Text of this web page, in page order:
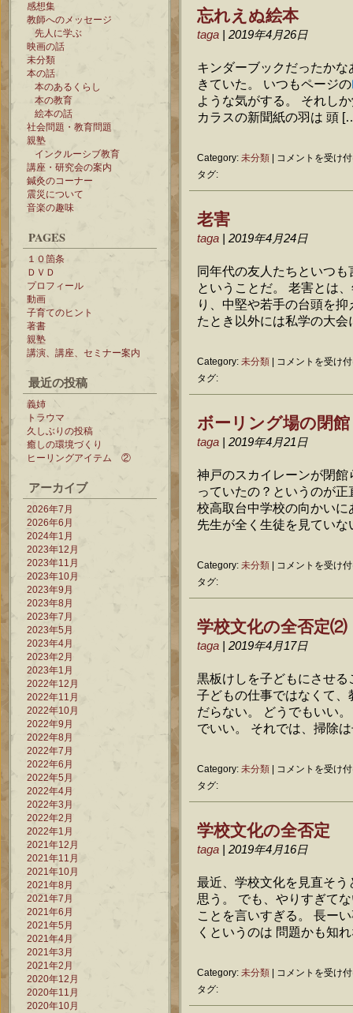
感想集
教師へのメッセージ
先人に学ぶ
映画の話
未分類
本の話
本のあるくらし
本の教育
絵本の話
社会問題・教育問題
親塾
インクルーシブ教育
講座・研究会の案内
鍼灸のコーナー
震災について
音楽の趣味
PAGES
１０箇条
ＤＶＤ
プロフィール
動画
子育てのヒント
著書
親塾
講演、講座、セミナー案内
最近の投稿
義姉
トラウマ
久しぶりの投稿
癒しの環境づくり
ヒーリングアイテム ②
アーカイブ
2026年7月
2026年6月
2024年1月
2023年12月
2023年11月
2023年10月
2023年9月
2023年8月
2023年7月
2023年5月
2023年4月
2023年2月
2023年1月
2022年12月
2022年11月
2022年10月
2022年9月
2022年8月
2022年7月
2022年6月
2022年5月
2022年4月
2022年3月
2022年2月
2022年1月
2021年12月
2021年11月
2021年10月
2021年8月
2021年7月
2021年6月
2021年5月
2021年4月
2021年3月
2021年2月
2020年12月
2020年11月
2020年10月
忘れえぬ絵本
taga | 2019年4月26日
キンダーブックだったか
きていた。 いつもページの
ような気がする。 それし
カラスの新聞紙の羽は 頭
Category: 未分類 | 忘
は
コメントを受け
タグ:
老害
taga | 2019年4月24日
同年代の友人たちといつ
ということだ。 老害とは
り、中堅や若手の台頭を
たとき以外には私学の大
Category: 未分類 | 老
コメントを受け
タグ:
ボーリング場の閉館
taga | 2019年4月21日
神戸のスカイレーンが閉
っていたの？というのが
校高取台中学校の向かい
先生が全く生徒を見てい
Category: 未分類 | ボ
場
の
は
コメントを受け
タグ:
学校文化の全否定⑵
taga | 2019年4月17日
黒板けしを子どもにさせ
子どもの仕事ではなくて
だらない。 どうでもいい
でいい。 それでは、掃除
Category: 未分類 | 学
全
否
は
コメントを受け
タグ:
学校文化の全否定
taga | 2019年4月16日
最近、学校文化を見直そ
思う。 でも、やりすぎて
ことを言いすぎる。 長ー
くというのは 問題かも知
Category: 未分類 | 学
コメントを受け
タグ: